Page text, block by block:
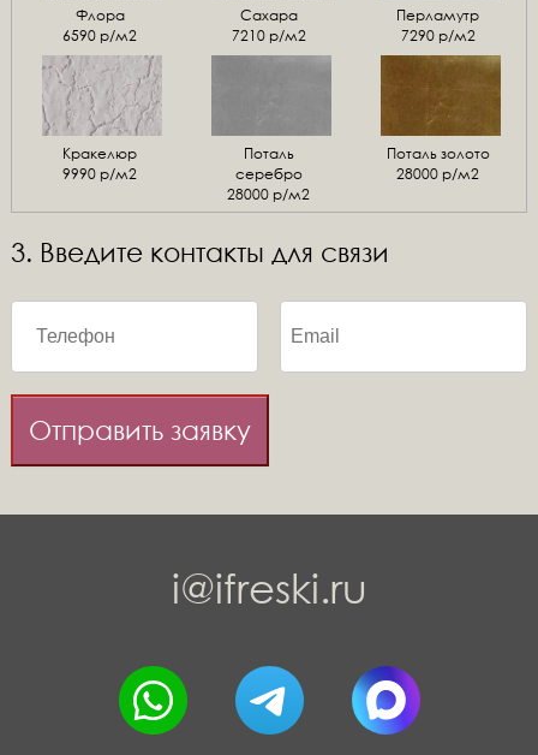
Флора
6590 р/м2
Сахара
7210 р/м2
Перламутр
7290 р/м2
Кракелюр
9990 р/м2
Поталь
серебро
28000 р/м2
Поталь золото
28000 р/м2
3. Введите контакты для связи
Отправить заявку
i@ifreski.ru